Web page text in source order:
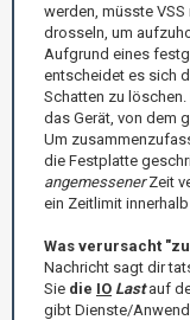
werden, müsste
drosseln, um
Aufgrund eines
entscheidet es sich
Schatten zu
das Gerät, von dem
Um
die Festplatte
angemessenerZeit
ein Zeitlimit
Was verursacht
Nachricht sagt dir
Sie die IO Lastauf
gibt Dienste/